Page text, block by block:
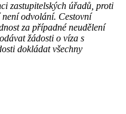
zastupitelských úřadů, proti
odvolání. Cestovní
za případné neudělení
žádosti o víza s
dokládat všechny